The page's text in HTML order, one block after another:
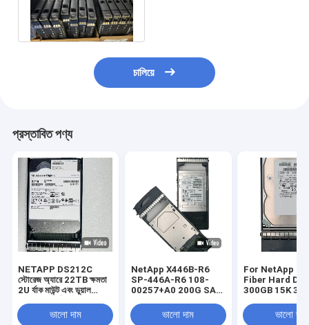
চালিয়ে
প্রস্তাবিত পণ্য
NETAPP DS212C
স্টোরেজ অ্যারে 22TB ক্ষমতা
2U র্যাক মাউন্ট এবং ডুয়াল
ভালো দাম
NetApp X446B-R6
SP-446A-R6 108-
00257+A0 200G SAS
446A-R6ভালো দাম
For NetApp
Fiber Hard
300GB 15K
ভালো দাম